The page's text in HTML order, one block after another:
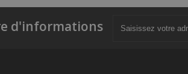
d'informations